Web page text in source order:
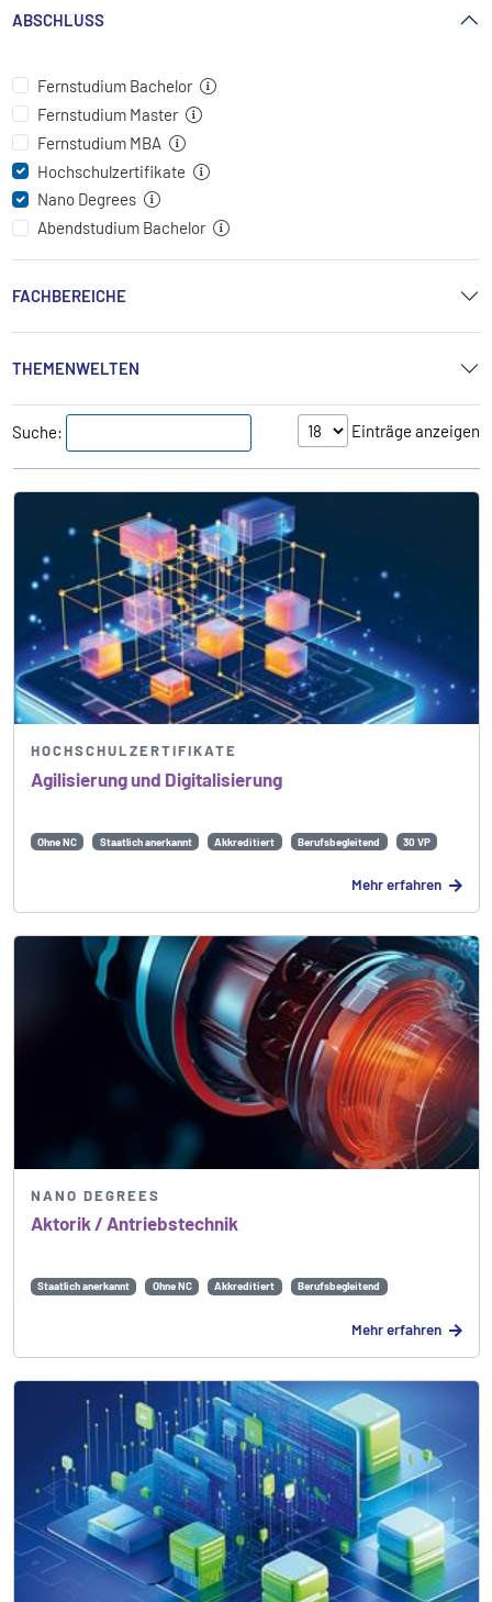
ABSCHLUSS
Fernstudium Bachelor
Fernstudium Master
Fernstudium MBA
Hochschulzertifikate
Nano Degrees
Abendstudium Bachelor
FACHBEREICHE
THEMENWELTEN
Einträge anzeigen
Suche:
Agilisierung und Digitalisierung
HOCHSCHULZERTIFIKATE
Ohne NC Staatlich anerkannt Akkreditiert Berufsbegleitend 30 VP
Mehr erfahren
Aktorik / Antriebs­technik
NANO DEGREES
Staatlich anerkannt Ohne NC Akkreditiert Berufsbegleitend
Mehr erfahren